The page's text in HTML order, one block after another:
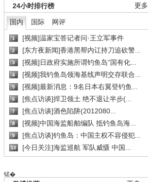
更多
24小时排行榜
国内 国际 网评
1 [视频]温家宝答记者问·王立军事件
2 [东方夜新闻]香港黑帮内讧持刀追砍警...
3 [视频]日政府实施所谓钓鱼岛“国有化...
4 [视频]我钓鱼岛领海基线声明交存联合...
5 [视频]最新消息：9名日本右翼登钓鱼...
6 [焦点访谈]捍卫领土 绝不退让半步(...
7 [焦点访谈]酒色陷阱(2012080...
8 [视频]中国海监船舶编队 抵钓鱼岛海...
9 [焦点访谈]钓鱼岛：中国主权不容侵犯...
10 [今日关注]海监巡航 军队威慑 中国...
锘�